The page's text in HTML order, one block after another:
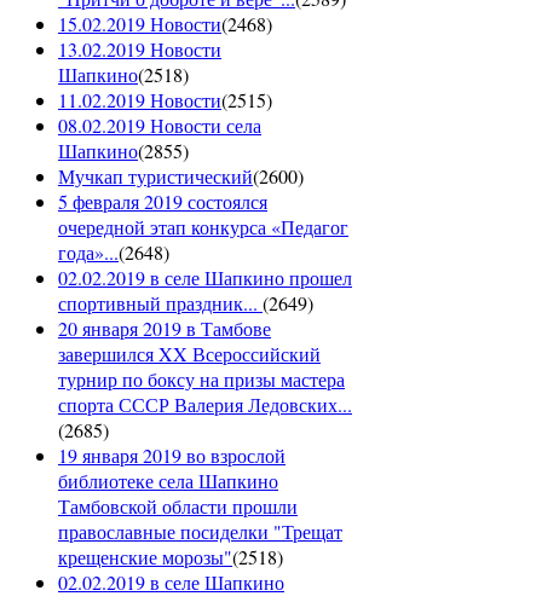
15.02.2019 Новости(2468)
13.02.2019 Новости
Шапкино(2518)
11.02.2019 Новости(2515)
08.02.2019 Новости села
Шапкино(2855)
Мучкап туристический(2600)
5 февраля 2019 состоялся
очередной этап конкурса «Педагог
года»...(2648)
02.02.2019 в селе Шапкино прошел
спортивный праздник... (2649)
20 января 2019 в Тамбове
завершился XX Всероссийский
турнир по боксу на призы мастера
спорта СССР Валерия Ледовских...
(2685)
19 января 2019 во взрослой
библиотеке села Шапкино
Тамбовской области прошли
православные посиделки "Трещат
крещенские морозы"(2518)
02.02.2019 в селе Шапкино